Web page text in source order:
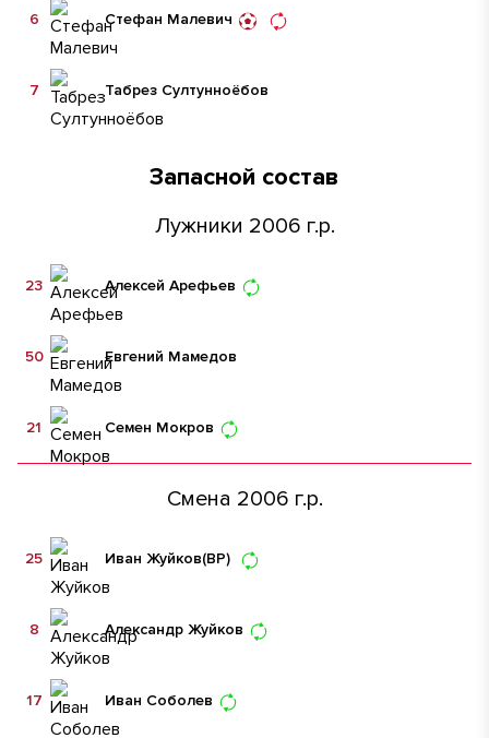
Стефан Малевич
6
Табрез Султунноёбов
7
Запасной состав
Лужники 2006 г.р.
Алексей Арефьев
23
Евгений Мамедов
50
Семен Мокров
21
Смена 2006 г.р.
Иван Жуйков(ВР)
25
Александр Жуйков
8
Иван Соболев
17